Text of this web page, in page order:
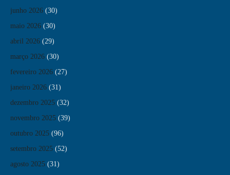
junho 2026 (30)
maio 2026 (30)
abril 2026 (29)
março 2026 (30)
fevereiro 2026 (27)
janeiro 2026 (31)
dezembro 2025 (32)
novembro 2025 (39)
outubro 2025 (96)
setembro 2025 (52)
agosto 2025 (31)